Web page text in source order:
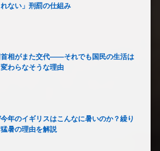
ない」刑罰の仕組み
相がまた交代――それでも国民の生活は
わらなそうな理由
年のイギリスはこんなに暑いのか？繰り
暑の理由を解説